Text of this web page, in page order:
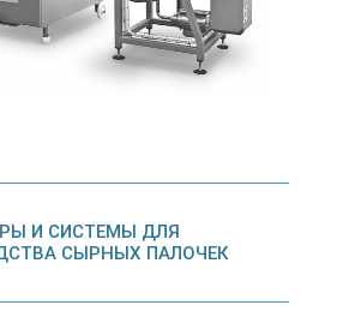
И СИСТЕМЫ ДЛЯ
СЫРНЫХ ПАЛОЧЕК